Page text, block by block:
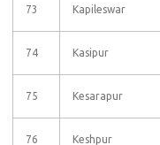
73 Kapileswar
74 Kasipur
75 Kesarapur
76 Keshpur